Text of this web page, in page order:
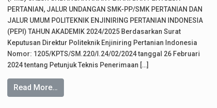
PERTANIAN, JALUR UNDANGAN SMK-PP/SMK PERTANIAN DAN
JALUR UMUM POLITEKNIK ENJINIRING PERTANIAN INDONESIA
(PEPI) TAHUN AKADEMIK 2024/2025 Berdasarkan Surat
Keputusan Direktur Politeknik Enjiniring Pertanian Indonesia
Nomor: 1205/KPTS/SM.220/I.24/02/2024 tanggal 26 Februari
2024 tentang Petunjuk Teknis Penerimaan […]
Read More…